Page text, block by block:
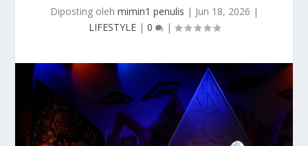
Diposting oleh mimin1 penulis | Jun 18, 2026 |
LIFESTYLE| 0 |